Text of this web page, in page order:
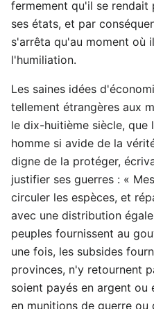
fermement qu'il se rendait
ses états, et par
s'arrêta qu'au moment où
l'humiliation.
Les saines idées
tellement étrangères aux
le dix-huitième siècle, que
homme si avide de la
digne de la protéger,
justifier ses guerres : «
circuler les espèces, et
avec une distribution
peuples fournissent au
une fois, les subsides
provinces, n'y retournent
soient payés en argent ou
en munitions de guerre